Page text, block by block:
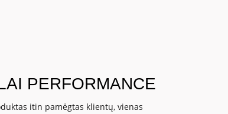
PERFORMANCE
itin pamėgtas klientų, vienas